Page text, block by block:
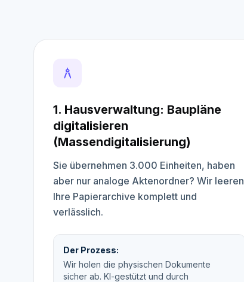
architecture
1. Hausverwaltung: Baupläne
digitalisieren
(Massendigitalisierung)
Sie übernehmen 3.000 Einheiten, haben
aber nur analoge Aktenordner? Wir leeren
Ihre Papierarchive komplett und
verlässlich.
Der Prozess:
Wir holen die physischen Dokumente
sicher ab. KI-gestützt und durch